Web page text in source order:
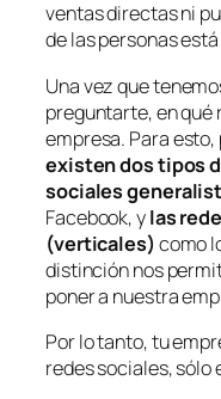
ventas directas ni
de las personas
Una vez que
preguntarte, en qué
empresa. Para
existen dos tipos
sociales
Facebook, ylas
(verticales) como
distinción nos
poner a nuestra
Por lo tanto, tu
redes sociales, sólo